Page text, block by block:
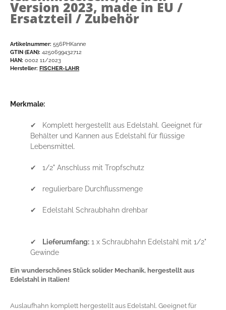
Version 2023, made in EU /
Ersatzteil / Zubehör
Artikelnummer: 556PHKanne
GTIN (EAN): 4250699432712
HAN: 0002 11/2023
Hersteller: FISCHER-LAHR
Merkmale:
✔ Komplett hergestellt aus Edelstahl. Geeignet für
Behälter und Kannen aus Edelstahl für flüssige
Lebensmittel.
✔ 1/2" Anschluss mit Tropfschutz
✔ regulierbare Durchflussmenge
✔ Edelstahl Schraubhahn drehbar
✔ Lieferumfang: 1 x Schraubhahn Edelstahl mit 1/2"
Gewinde
Ein wunderschönes Stück solider Mechanik, hergestellt aus
Edelstahl in Italien!
Auslaufhahn komplett hergestellt aus Edelstahl. Geeignet für